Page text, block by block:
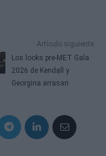
Artículo siguiente
Los looks pre-MET Gala
2026 de Kendall y
Georgina arrasan